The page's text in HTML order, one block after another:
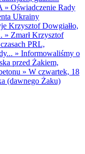
» Oświadczenie Rady
Ukrainy
Krzysztof Dowgiałło,
» Zmarł Krzysztof
PRL,
» Informowaliśmy o
przed Żakiem,
» W czwartek, 18
(dawnego Żaku)